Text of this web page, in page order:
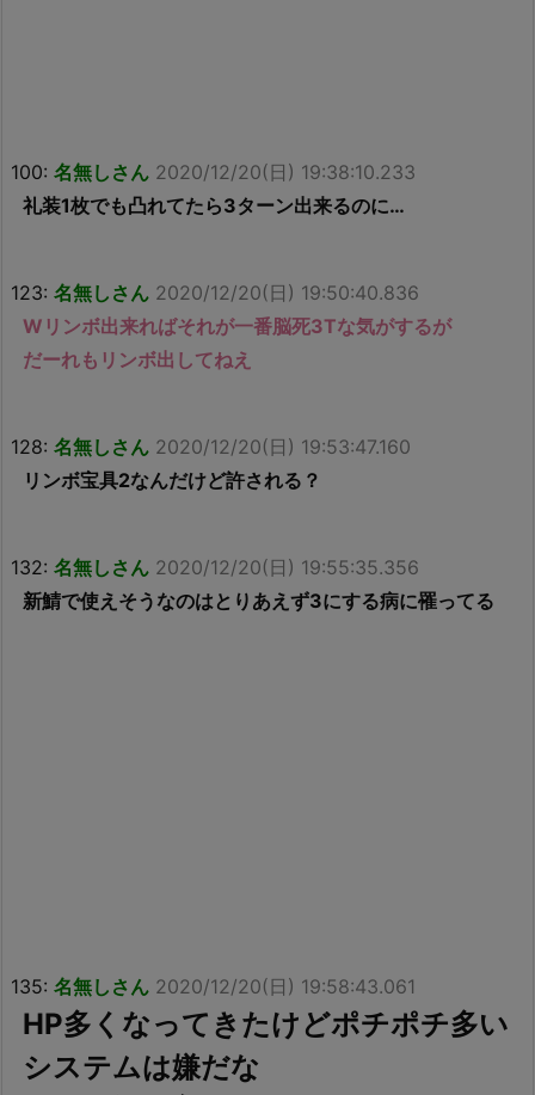
100: 名無しさん 2020/12/20(日) 19:38:10.233
礼装1枚でも凸れてたら3ターン出来るのに…
123: 名無しさん 2020/12/20(日) 19:50:40.836
Wリンボ出来ればそれが一番脳死3Tな気がするが
だーれもリンボ出してねえ
128: 名無しさん 2020/12/20(日) 19:53:47.160
リンボ宝具2なんだけど許される？
132: 名無しさん 2020/12/20(日) 19:55:35.356
新鯖で使えそうなのはとりあえず3にする病に罹ってる
135: 名無しさん 2020/12/20(日) 19:58:43.061
HP多くなってきたけどポチポチ多い
システムは嫌だな